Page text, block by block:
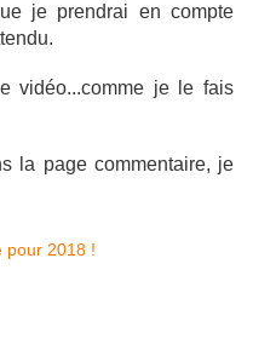
je prendrai en compte
vidéo...comme je le fais
la page commentaire, je